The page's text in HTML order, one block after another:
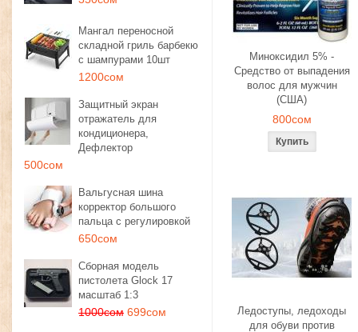
Мангал переносной
складной гриль барбекю
с шампурами 10шт
1200сом
Защитный экран
отражатель для
кондиционера,
Дефлектор
500сом
Вальгусная шина
корректор большого
пальца с регулировкой
650сом
Сборная модель
пистолета Glock 17
масштаб 1:3
1000сом 699сом
Миноксидил 5% -
Средство от выпадения
волос для мужчин
(США)
800сом
Ледоступы, ледоходы
для обуви против